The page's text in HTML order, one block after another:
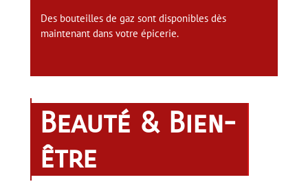
Des bouteilles de gaz sont disponibles dès
maintenant dans votre épicerie.
Beauté & Bien-
être